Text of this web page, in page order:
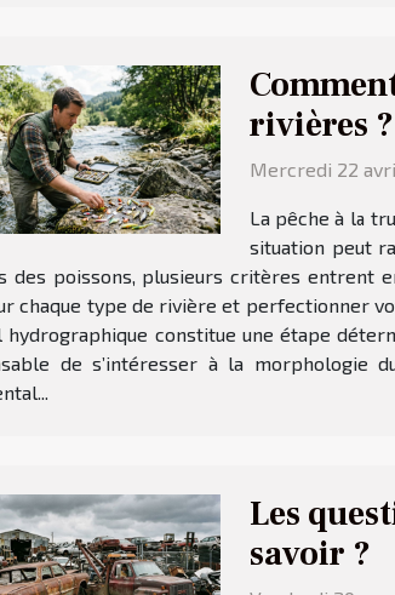
rivières ?
Mercredi 22
La pêche à la
situation peut
des poissons, plusieurs critères entrent
chaque type de rivière et perfectionner
hydrographique constitue une étape
de s’intéresser à la morphologie
Les
savoir ?